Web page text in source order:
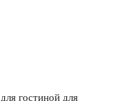
для гостиной для